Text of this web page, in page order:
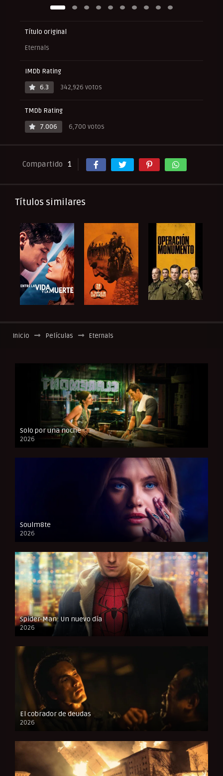
Título original
Eternals
IMDb Rating
6.3
342,926 votos
TMDb Rating
7.006
6,700 votos
Compartido 1
Títulos similares
Inicio Películas Eternals
Solo por una noche
2026
CAM
Soulm8te
2026
FULL HD
Spider-Man: Un nuevo día
2026
CAM
El cobrador de deudas
2026
FULL HD